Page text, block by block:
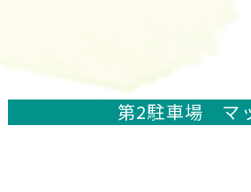
第2駐車場 マ